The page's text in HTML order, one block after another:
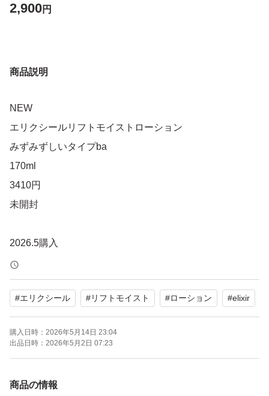
2,900円
商品説明
NEW
エリクシールリフトモイストローション
みずみずしいタイプba
170ml
3410円
未開封
2026.5購入
お値下げ不可
再出品、おまとめ割引賜ります
どうぞよろしくお願いいたします
#エリクシール #リフトモイスト #ローション #elixir
購入日時： 2026年5月14日 23:04
出品日時： 2026年5月2日 07:23
商品の情報